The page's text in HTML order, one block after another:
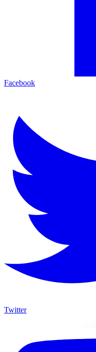
Facebook
Twitter